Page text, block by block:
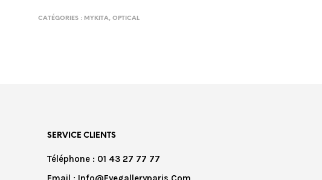
CATÉGORIES : MYKITA, OPTICAL
SERVICE CLIENTS
Téléphone : 01 43 27 77 77